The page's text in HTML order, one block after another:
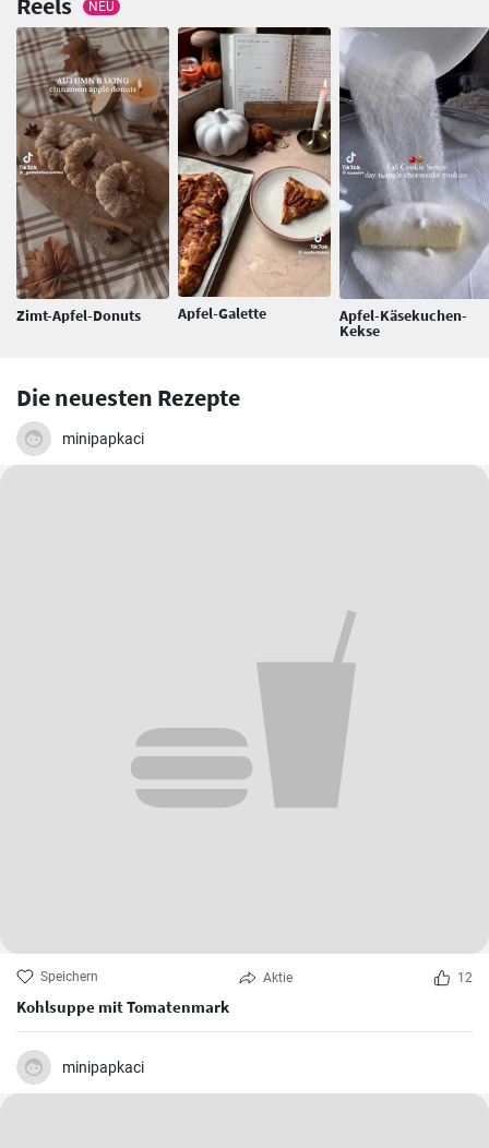
NEU
Zimt-Apfel-Donuts Apfel-Galette Apfel-Käsekuchen-
Kekse
Die neuesten Rezepte
minipapkaci
Speichern Aktie 12
Kohlsuppe mit Tomatenmark
minipapkaci